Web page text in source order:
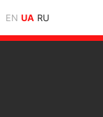
EN UA RU